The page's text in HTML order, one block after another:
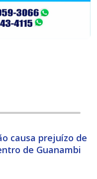
causa prejuízo de
de Guanambi